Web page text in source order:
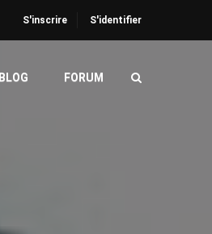
S'inscrire S'identifier
BLOG FORUM